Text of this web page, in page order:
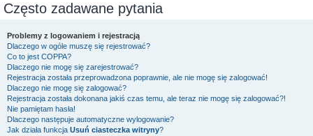
Często zadawane pytania
Problemy z logowaniem i rejestracją
Dlaczego w ogóle muszę się rejestrować?
Co to jest COPPA?
Dlaczego nie mogę się zarejestrować?
Rejestracja została przeprowadzona poprawnie, ale nie mogę się zalogować!
Dlaczego nie mogę się zalogować?
Rejestracja została dokonana jakiś czas temu, ale teraz nie mogę się zalogować?!
Nie pamiętam hasła!
Dlaczego następuje automatyczne wylogowanie?
Jak działa funkcja Usuń ciasteczka witryny?